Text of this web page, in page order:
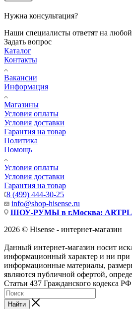
Нужна консультация?
Наши специалисты ответят на
Задать вопрос
Каталог
Контакты
Вакансии
Информация
Магазины
Условия оплаты
Условия доставки
Гарантия на товар
Политика
Помощь
Условия оплаты
Условия доставки
Гарантия на товар
8 (499) 444-30-25
info@shop-hisense.ru
ШОУ-РУМЫ в г.Москва:
2026 © Hisense - интернет-магазин
Данный интернет-магазин носит
информационный характер и ни при
информационные материалы,
являются публичной офертой,
Статьи 437 Гражданского кодекса
Найти